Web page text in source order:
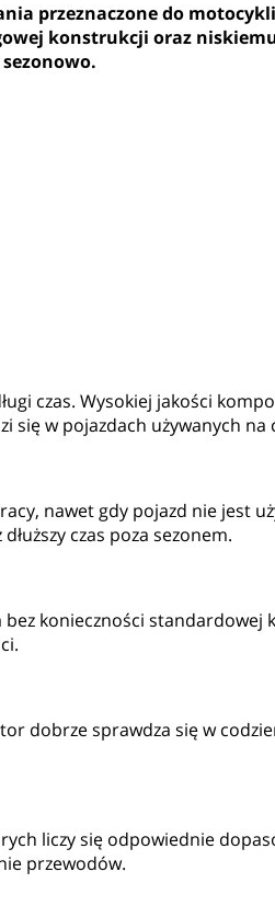
przeznaczone do
konstrukcji oraz
czas. Wysokiej jakości
w pojazdach używanych na
nawet gdy pojazd nie jest
czas poza sezonem.
konieczności standardowej
dobrze sprawdza się w
liczy się odpowiednie
przewodów.